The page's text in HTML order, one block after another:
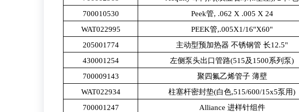
700010530
Peek管, .062 X .005 X 24
WAT022995
PEEK管,.005X1/16"X60"
205001774
主动型预加热器 不锈钢管 长12.5"
430001254
左侧泵头出口管路(515及1500系列泵)
700009143
聚四氟乙烯管子 薄壁
WAT022934
柱塞杆密封垫(白色,515/600/15x5泵用)
700001247
Alliance 进样针组件